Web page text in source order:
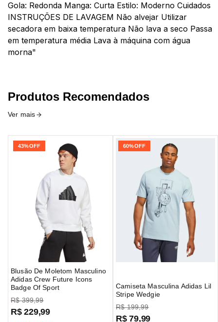
Gola: Redonda Manga: Curta Estilo: Moderno Cuidados
INSTRUÇÕES DE LAVAGEM Não alvejar Utilizar
secadora em baixa temperatura Não lava a seco Passa
em temperatura média Lava à máquina com água
morna"
Produtos Recomendados
Ver mais
Blusão De Moletom Masculino
Adidas Crew Future Icons
Badge Of Sport
43%OFF
R$ 399,99
R$ 229,99
Camiseta Masculina Adidas Lil
Stripe Wedgie
60%OFF
R$ 199,99
R$ 79,99